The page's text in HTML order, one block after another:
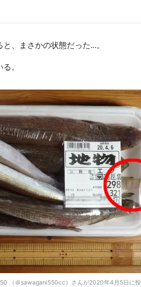
中国 鳥取
式プロモ動画で「聖地」
『薬屋のひ
もっとみる
、まさかの状態だった...。
。
（＠sawagani550cc）さんが2020年4月5日に